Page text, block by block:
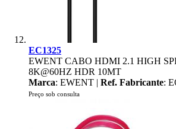
EC1325
EWENT CABO HDMI 2.1 HIGH
8K@60HZ HDR 10MT
Marca: EWENT | Ref. Fabricante:
Preço sob consulta